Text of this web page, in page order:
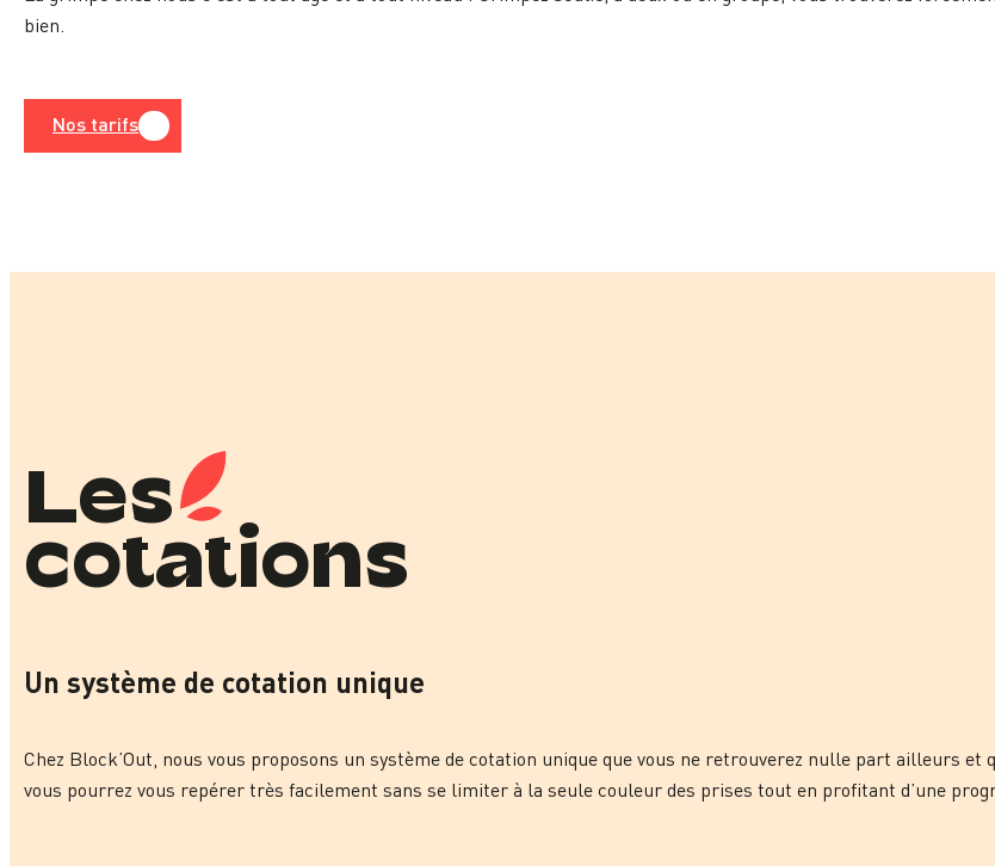
bien.
Nos tarifs
Les
cotations
Un système de cotation unique
Chez Block’Out, nous vous proposons un système de cotation unique que vous ne retrouverez nulle part ailleurs et
vous pourrez vous repérer très facilement sans se limiter à la seule couleur des prises tout en profitant d’une